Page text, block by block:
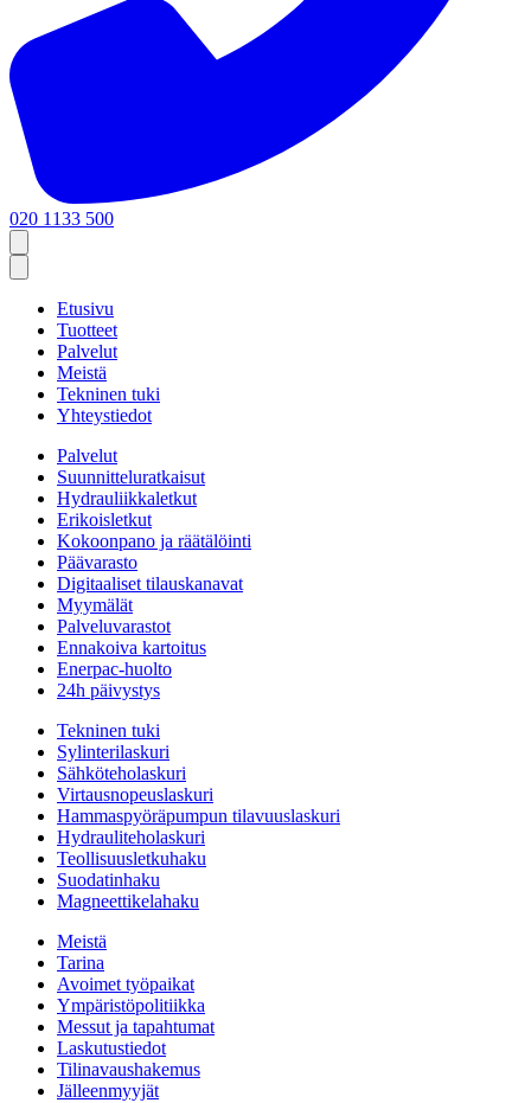
020 1133 500
Etusivu
Tuotteet
Palvelut
Meistä
Tekninen tuki
Yhteystiedot
Palvelut
Suunnitteluratkaisut
Hydrauliikkaletkut
Erikoisletkut
Kokoonpano ja räätälöinti
Päävarasto
Digitaaliset tilauskanavat
Myymälät
Palveluvarastot
Ennakoiva kartoitus
Enerpac-huolto
24h päivystys
Tekninen tuki
Sylinterilaskuri
Sähköteholaskuri
Virtausnopeuslaskuri
Hammaspyöräpumpun tilavuuslaskuri
Hydrauliteholaskuri
Teollisuusletkuhaku
Suodatinhaku
Magneettikelahaku
Meistä
Tarina
Avoimet työpaikat
Ympäristöpolitiikka
Messut ja tapahtumat
Laskutustiedot
Tilinavaushakemus
Jälleenmyyjät